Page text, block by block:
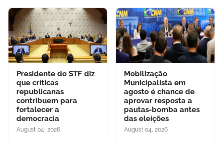
Presidente do STF diz
que críticas
republicanas
contribuem para
fortalecer a
democracia
August 04, 2026
Mobilização
Municipalista em
agosto é chance de
aprovar resposta a
pautas-bomba antes
das eleições
August 04, 2026